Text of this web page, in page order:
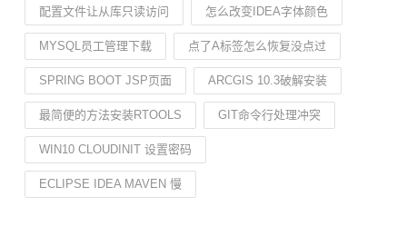
配置文件让从库只读访问 怎么改变IDEA字体颜色
MYSQL员工管理下载 点了A标签怎么恢复没点过
SPRING BOOT JSP页面 ARCGIS 10.3破解安装
最简便的方法安装RTOOLS GIT命令行处理冲突
WIN10 CLOUDINIT 设置密码
ECLIPSE IDEA MAVEN 慢